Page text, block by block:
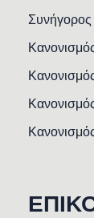
Συνήγορος